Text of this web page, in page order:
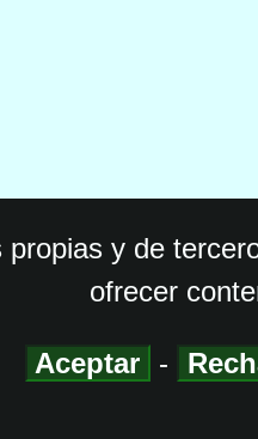
propias y de
ofrecer
Aceptar -